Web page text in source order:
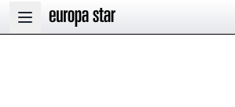
Open main menu